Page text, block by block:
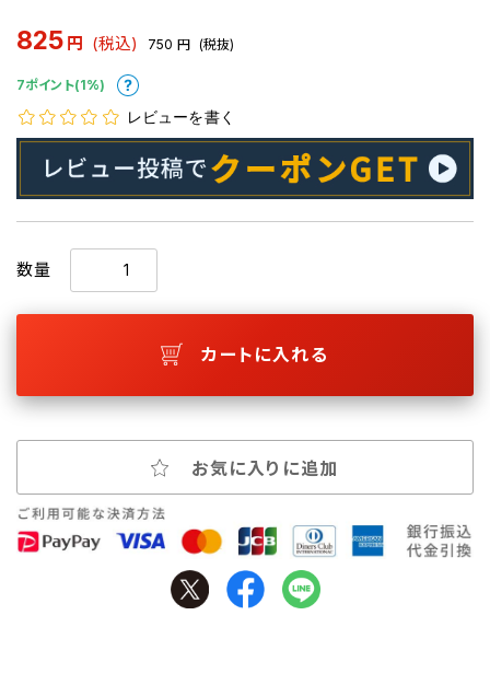
825 円 (税込) 750 円 (税抜)
7ポイント(1%)
レビューを書く
数量
カートに入れる
お気に入りに追加